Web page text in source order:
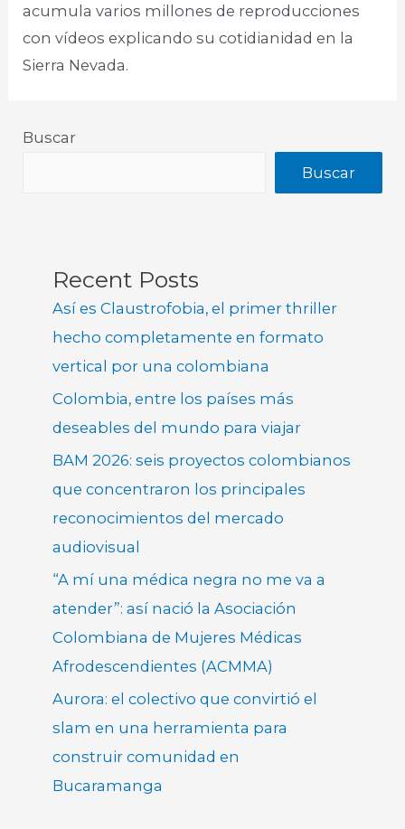
acumula varios millones de reproducciones
con vídeos explicando su cotidianidad en la
Sierra Nevada.
Buscar
Buscar
Recent Posts
Así es Claustrofobia, el primer thriller
hecho completamente en formato
vertical por una colombiana
Colombia, entre los países más
deseables del mundo para viajar
BAM 2026: seis proyectos colombianos
que concentraron los principales
reconocimientos del mercado
audiovisual
“A mí una médica negra no me va a
atender”: así nació la Asociación
Colombiana de Mujeres Médicas
Afrodescendientes (ACMMA)
Aurora: el colectivo que convirtió el
slam en una herramienta para
construir comunidad en
Bucaramanga